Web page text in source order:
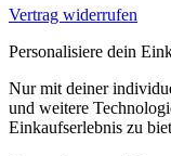
Vertrag widerrufen
Personalisiere dein
Nur mit deiner
und weitere
Einkaufserlebnis zu